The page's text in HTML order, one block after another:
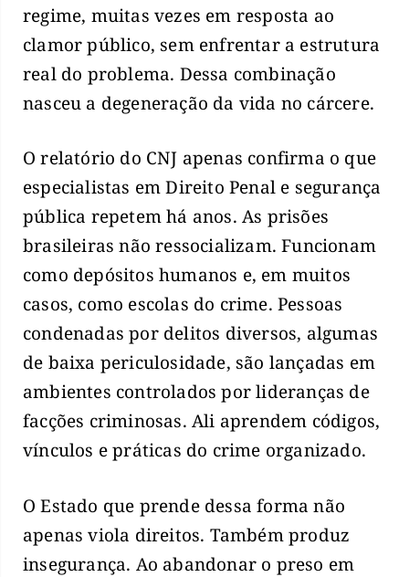
regime, muitas vezes em resposta ao
clamor público, sem enfrentar a estrutura
real do problema. Dessa combinação
nasceu a degeneração da vida no cárcere.
O relatório do CNJ apenas confirma o que
especialistas em Direito Penal e segurança
pública repetem há anos. As prisões
brasileiras não ressocializam. Funcionam
como depósitos humanos e, em muitos
casos, como escolas do crime. Pessoas
condenadas por delitos diversos, algumas
de baixa periculosidade, são lançadas em
ambientes controlados por lideranças de
facções criminosas. Ali aprendem códigos,
vínculos e práticas do crime organizado.
O Estado que prende dessa forma não
apenas viola direitos. Também produz
insegurança. Ao abandonar o preso em